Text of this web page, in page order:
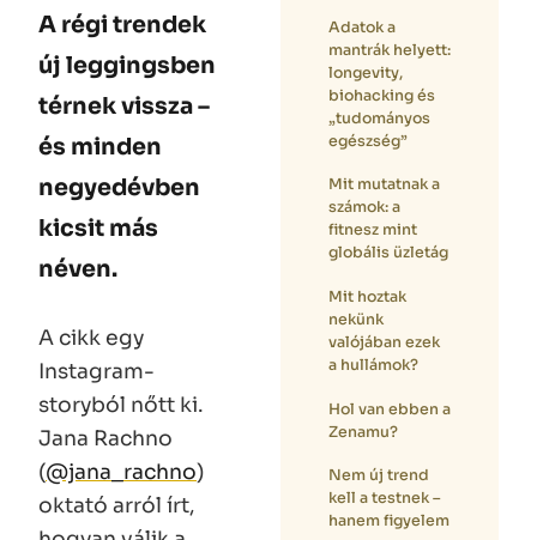
A régi trendek
új leggingsben
térnek vissza –
és minden
negyedévben
kicsit más
néven.
A cikk egy
Instagram-
storyból nőtt ki.
Jana Rachno
(@jana_rachno)
oktató arról írt,
Adatok a
mantrák helyett:
longevity,
biohacking és
„tudományos
egészség”
Mit mutatnak a
számok: a
fitnesz mint
globális üzletág
Mit hoztak
nekünk
valójában ezek
a hullámok?
Hol van ebben a
Zenamu?
Nem új trend
kell a testnek –
hanem figyelem